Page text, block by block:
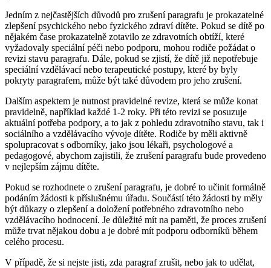
Jedním z nejčastějších důvodů pro zrušení paragrafu je prokazatelné
zlepšení psychického nebo fyzického zdraví dítěte. Pokud se dítě po
nějakém čase prokazatelně zotavilo ze zdravotních obtíží, které
vyžadovaly speciální péči nebo podporu, mohou rodiče požádat o
revizi stavu paragrafu. Dále, pokud se zjistí, že dítě již nepotřebuje
speciální vzdělávací nebo terapeutické postupy, které by byly
pokryty paragrafem, může být také důvodem pro jeho zrušení.
Dalším aspektem je nutnost pravidelné revize, která se může konat
pravidelně, například každé 1-2 roky. Při této revizi se posuzuje
aktuální potřeba podpory, a to jak z pohledu zdravotního stavu, tak i
sociálního a vzdělávacího vývoje dítěte. Rodiče by měli aktivně
spolupracovat s odborníky, jako jsou lékaři, psychologové a
pedagogové, abychom zajistili, že zrušení paragrafu bude provedeno
v nejlepším zájmu dítěte.
Pokud se rozhodnete o zrušení paragrafu, je dobré to učinit formálně
podáním žádosti k příslušnému úřadu. Součástí této žádosti by měly
být důkazy o zlepšení a doložení potřebného zdravotního nebo
vzdělávacího hodnocení. Je důležité mít na paměti, že proces zrušení
může trvat nějakou dobu a je dobré mít podporu odborníků během
celého procesu.
V případě, že si nejste jisti, zda paragraf zrušit, nebo jak to udělat,